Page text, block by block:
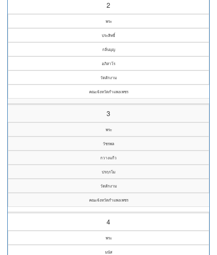
2
พระ
ประสิทธิ์
กลิ่นบุญ
อภิสาโร
วัดสักงาม
คณะจังหวัดกำแพงเพชร
3
พระ
วัชรพล
กวางแก้ว
ปรกฺกโม
วัดสักงาม
คณะจังหวัดกำแพงเพชร
4
พระ
มนัส